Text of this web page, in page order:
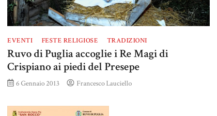
EVENTI FESTE RELIGIOSE TRADIZIONI
Ruvo di Puglia accoglie i Re Magi di
Crispiano ai piedi del Presepe
6 Gennaio 2013 Francesco Lauciello